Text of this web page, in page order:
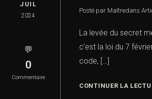
JUIL
2024
💬
0
Commentaire
Posté par Maîtredans
La levée du secret
c’est la loi du 7
code, […]
CONTINUER LA